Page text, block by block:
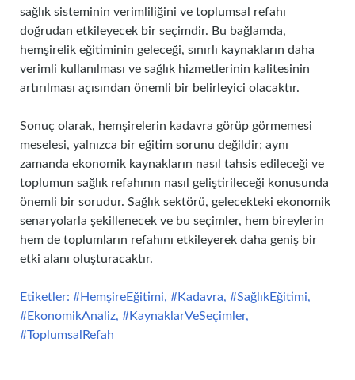
sağlık sisteminin verimliliğini ve toplumsal refahı
doğrudan etkileyecek bir seçimdir. Bu bağlamda,
hemşirelik eğitiminin geleceği, sınırlı kaynakların daha
verimli kullanılması ve sağlık hizmetlerinin kalitesinin
artırılması açısından önemli bir belirleyici olacaktır.
Sonuç olarak, hemşirelerin kadavra görüp görmemesi
meselesi, yalnızca bir eğitim sorunu değildir; aynı
zamanda ekonomik kaynakların nasıl tahsis edileceği ve
toplumun sağlık refahının nasıl geliştirileceği konusunda
önemli bir sorudur. Sağlık sektörü, gelecekteki ekonomik
senaryolarla şekillenecek ve bu seçimler, hem bireylerin
hem de toplumların refahını etkileyerek daha geniş bir
etki alanı oluşturacaktır.
Etiketler: #HemşireEğitimi, #Kadavra, #SağlıkEğitimi,
#EkonomikAnaliz, #KaynaklarVeSeçimler,
#ToplumsalRefah